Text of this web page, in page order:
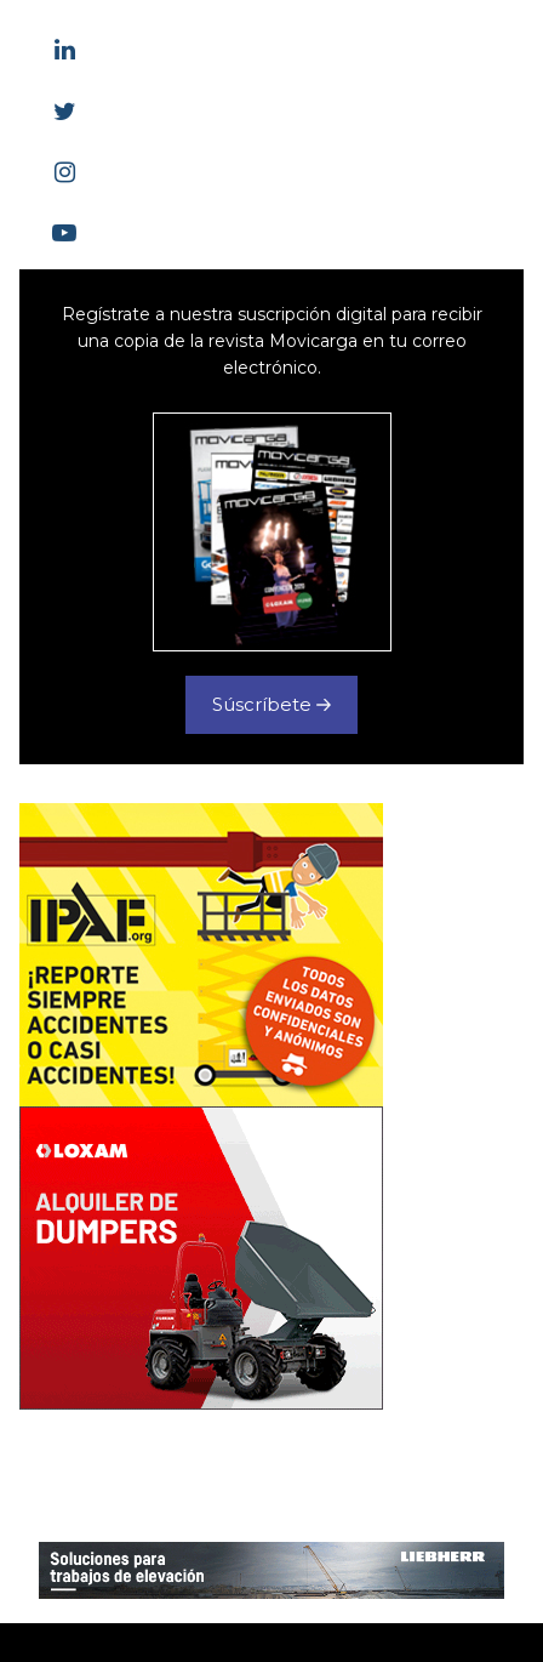
Regístrate a nuestra suscripción digital para recibir
una copia de la revista Movicarga en tu correo
electrónico.
Súscríbete